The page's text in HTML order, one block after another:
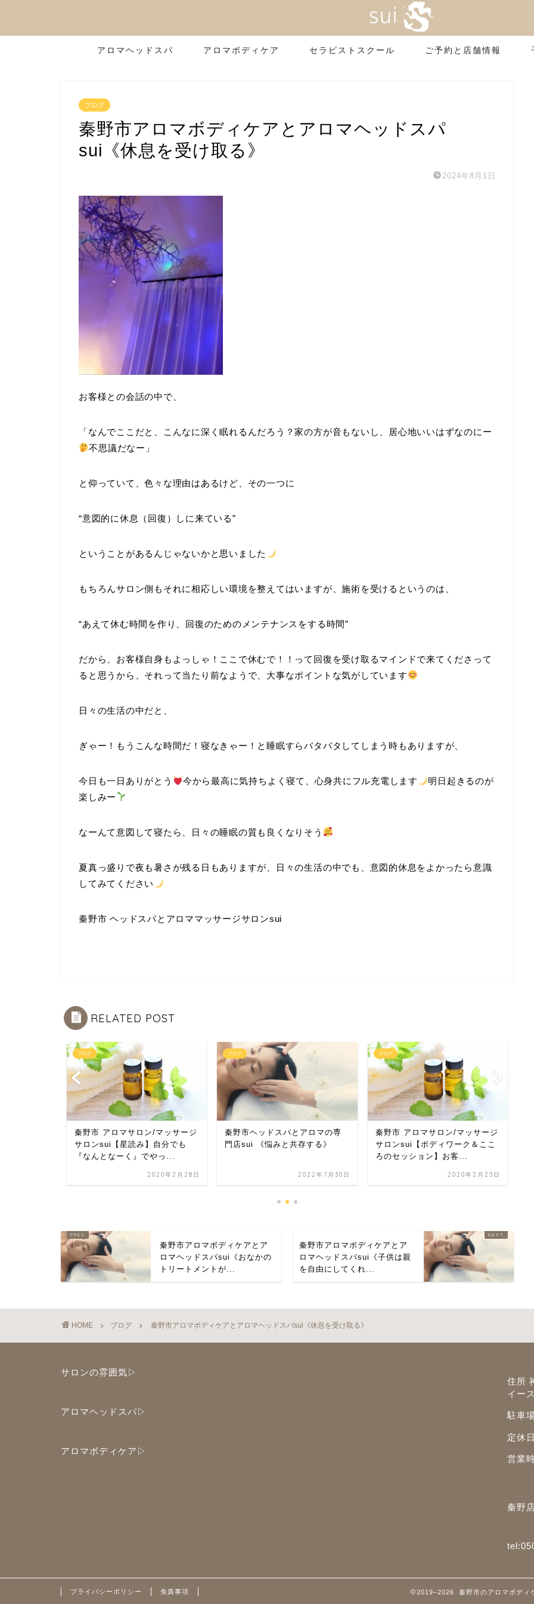
アロマヘッドスパ アロマボディケア セラピストスクール ご予約と店舗情報
ブログ
秦野市アロマボディケアとアロマヘッドスパ
sui《休息を受け取る》
2024年8月1日
お客様との会話の中で、
「なんでここだと、こんなに深く眠れるんだろう？家の方が音もないし、居心地いいはずなのにー
不思議だなー」
と仰っていて、色々な理由はあるけど、その一つに
“意図的に休息（回復）しに来ている”
ということがあるんじゃないかと思いました
もちろんサロン側もそれに相応しい環境を整えてはいますが、施術を受けるというのは、
“あえて休む時間を作り、回復のためのメンテナンスをする時間”
だから、お客様自身もよっしゃ！ここで休むで！！って回復を受け取るマインドで来てくださって
ると思うから、それって当たり前なようで、大事なポイントな気がしています
日々の生活の中だと、
ぎゃー！もうこんな時間だ！寝なきゃー！と睡眠すらバタバタしてしまう時もありますが、
今日も一日ありがとう 今から最高に気持ちよく寝て、心身共にフル充電します
明日起きるのが
楽しみー
なーんて意図して寝たら、日々の睡眠の質も良くなりそう
夏真っ盛りで夜も暑さが残る日もありますが、日々の生活の中でも、意図的休息をよかったら意識
してみてください
秦野市 ヘッドスパとアロママッサージサロンsui
RELATED POST
ブログ
秦野市 アロマサロン/マッサージ
サロンsui【星読み】自分でも
『なんとなーく』でやっ...
2020年2月28日
ブログ
秦野市ヘッドスパとアロマの専
門店sui 《悩みと共存する》
2022年7月30日
ブログ
秦野市 アロマサロン/マッサージ
サロンsui【ボディワーク＆ここ
ろのセッション】お客...
2020年2月25日
秦野市アロマボディケアとア
ロマヘッドスパsui《おなかの
トリートメントが...
秦野市アロマボディケアとア
ロマヘッドスパsui《子供は親
を自由にしてくれ...
HOME ブログ 秦野市アロマボディケアとアロマヘッドスパsui《休息を受け取る》
サロンの雰囲気▷
アロマヘッドスパ▷
アロマボディケア▷
住所
イー
駐車
定休
営業
秦野
プライバシーポリシー 免責事項 2019–2026 秦野市のアロマボディ